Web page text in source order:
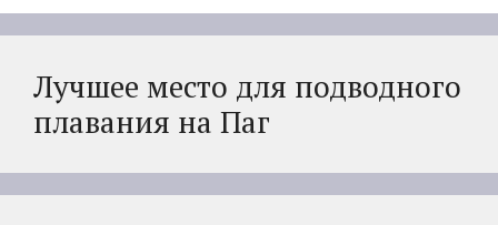
Лучшее место для подводного
плавания на Паг